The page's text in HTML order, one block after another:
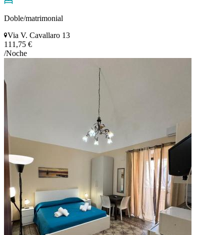
Doble/matrimonial
Via V. Cavallaro 13
111,75 €
/Noche